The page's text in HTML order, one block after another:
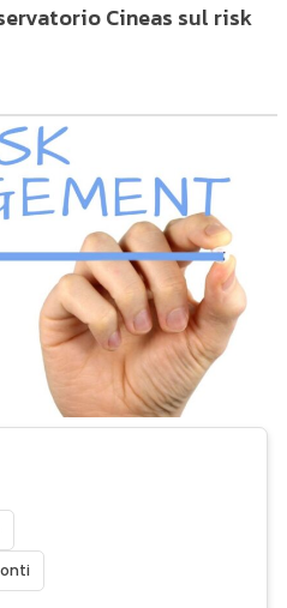
Cineas sul risk